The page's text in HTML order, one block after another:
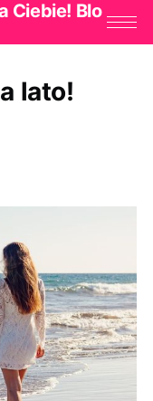
Ciebie! Blo
lato!